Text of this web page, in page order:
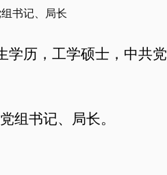
书记、局长
学历，工学硕士，中共党
组书记、局长。